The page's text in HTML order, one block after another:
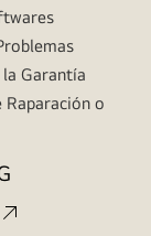
Garantía
Raparación o